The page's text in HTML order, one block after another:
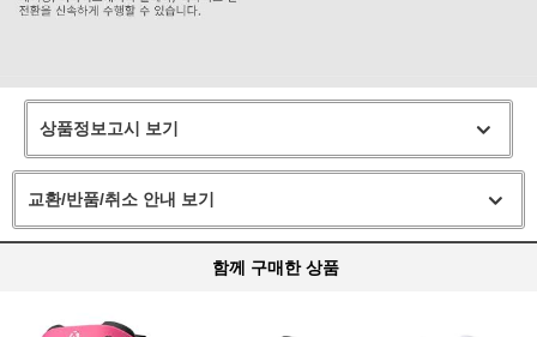
상품정보고시 보기
교환/반품/취소 안내 보기
함께 구매한 상품